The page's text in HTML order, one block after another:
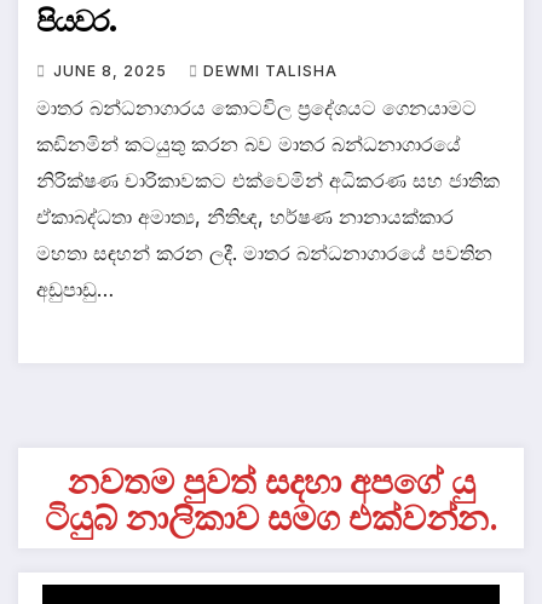
පියවර.
JUNE 8, 2025 DEWMI TALISHA
මාතර බන්ධනාගාරය කොටවිල ප්‍රදේශයට ගෙනයාමට
කඩිනමින් කටයුතු කරන බව මාතර බන්ධනාගාරයේ
නිරික්ෂණ චාරිකාවකට එක්වෙමින් අධිකරණ සහ ජාතික
ඒකාබද්ධතා අමාත්‍ය, නීතිඥ, හර්ෂණ නානායක්කාර
මහතා සඳහන් කරන ලදී. මාතර බන්ධනාගාරයේ පවතින
අඩුපාඩු…
නවතම පුවත් සදහා අපගේ යු
ටියුබ් නාලිකාව සමග එක්වන්න.